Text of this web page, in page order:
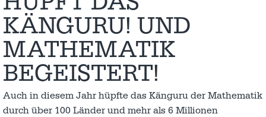
KÄNGURU! UND
MATHEMATIK
BEGEISTERT!
Auch in diesem Jahr hüpfte das Känguru der Mathematik
durch über 100 Länder und mehr als 6 Millionen